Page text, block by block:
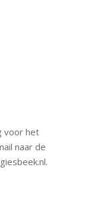
voor het
naar de
.